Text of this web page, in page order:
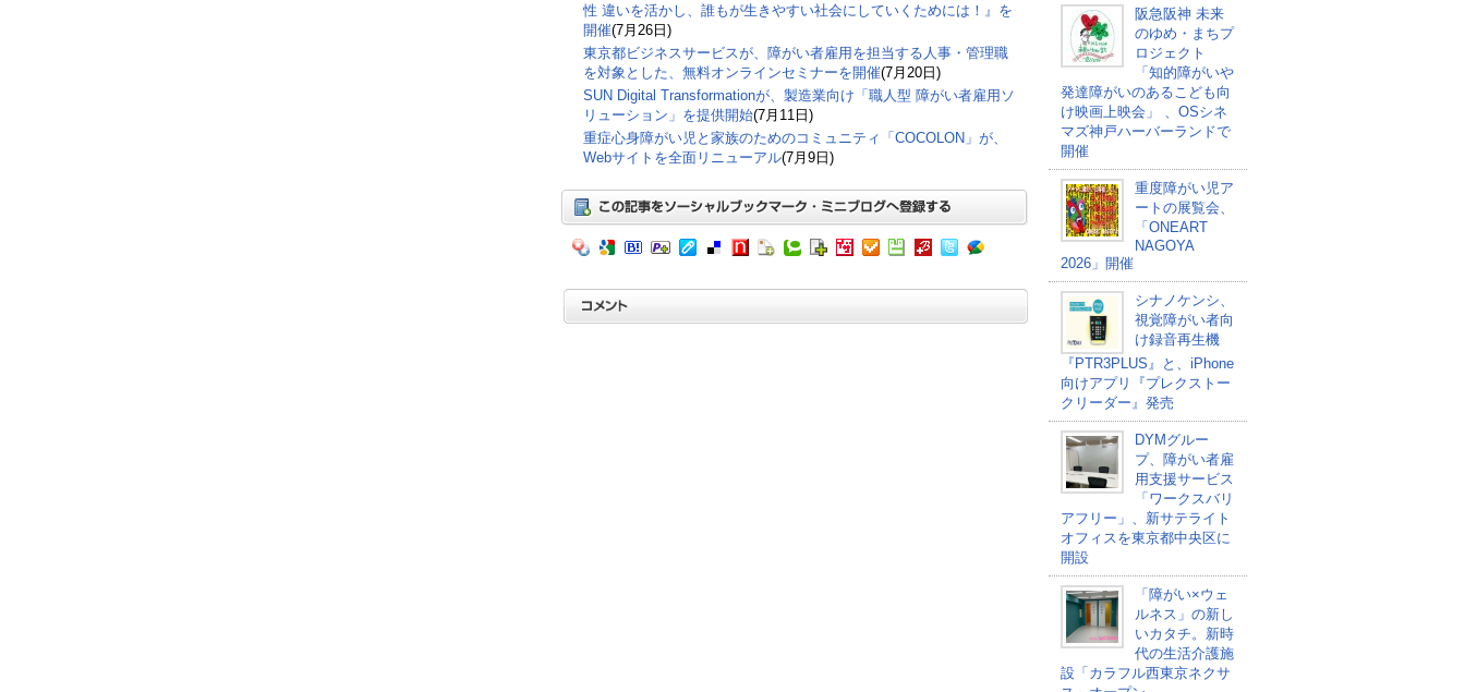
性 違いを活かし、誰もが生きやすい社会にしていくためには！』を
開催(7月26日)
東京都ビジネスサービスが、障がい者雇用を担当する人事・管理職
を対象とした、無料オンラインセミナーを開催(7月20日)
SUN Digital Transformationが、製造業向け「職人型 障がい者雇用ソ
リューション」を提供開始(7月11日)
重症心身障がい児と家族のためのコミュニティ「COCOLON」が、
Webサイトを全面リニューアル(7月9日)
阪急阪神 未来
のゆめ・まちプ
ロジェクト
「知的障がいや
発達障がいのあるこども向
け映画上映会」 、OSシネ
マズ神戸ハーバーランドで
開催
重度障がい児ア
ートの展覧会、
「ONEART
NAGOYA
2026」開催
シナノケンシ、
視覚障がい者向
け録音再生機
『PTR3PLUS』と、iPhone
向けアプリ『プレクストー
クリーダー』発売
DYMグルー
プ、障がい者雇
用支援サービス
「ワークスバリ
アフリー」、新サテライト
オフィスを東京都中央区に
開設
「障がい×ウェ
ルネス」の新し
いカタチ。新時
代の生活介護施
設「カラフル西東京ネクサ